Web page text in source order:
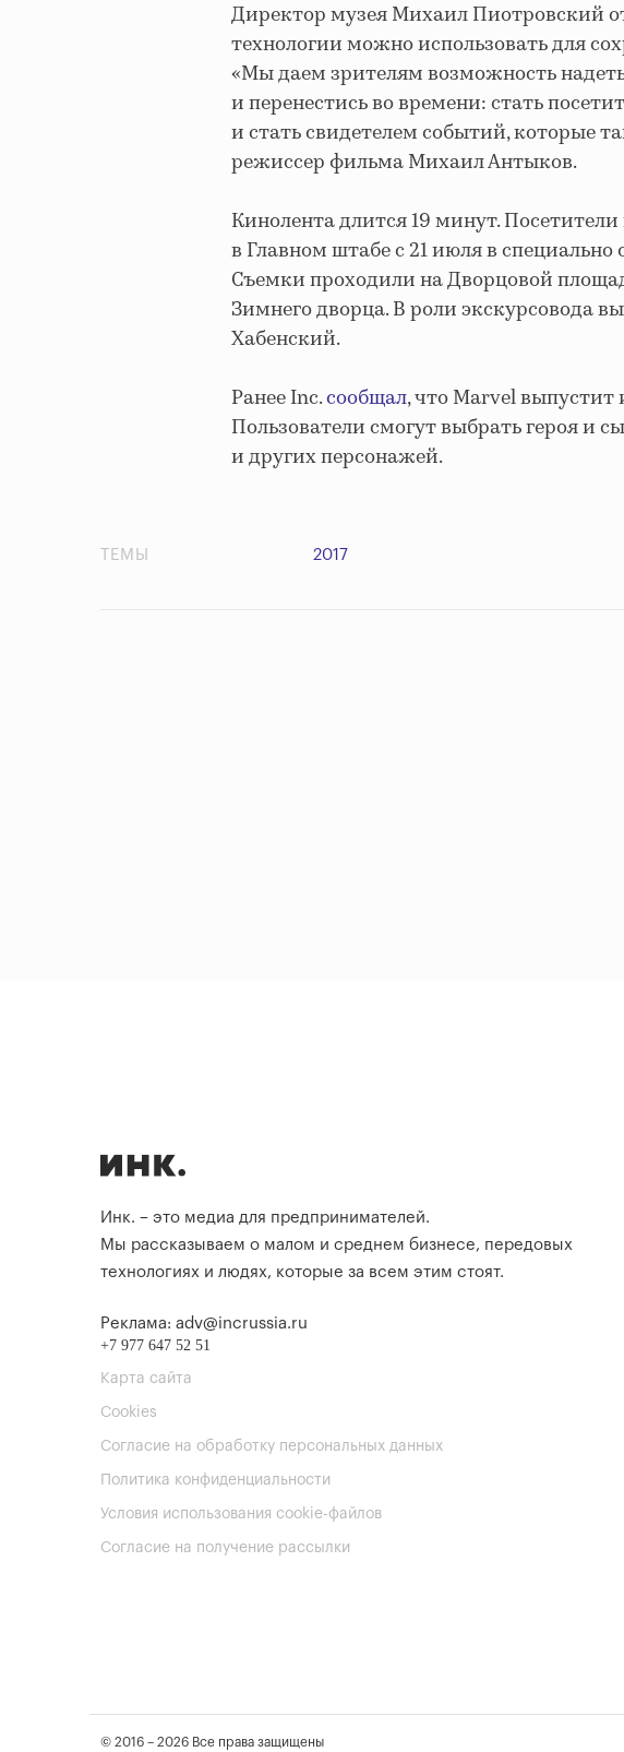
Директор музея Михаил Пиотровский
технологии можно использовать для
«Мы даем зрителям возможность
и перенестись во времени: стать
и стать свидетелем событий, которые
режиссер фильма Михаил Антыков.
Кинолента длится 19 минут.
в Главном штабе с 21 июля в
Съемки проходили на Дворцовой
Зимнего дворца. В роли экскурсовода
Хабенский.
Ранее Inc.сообщал, что Marvel выпустит
Пользователи смогут выбрать героя и
и других персонажей.
ТЕМЫ 2017
Инк. – это медиа для предпринимателей.
Мы рассказываем о малом и среднем бизнесе, передовых
технологиях и людях, которые за всем этим стоят.
Реклама: adv@incrussia.ru
+7 977 647 52 51
Карта сайта
Cookies
Согласие на обработку персональных данных
Политика конфиденциальности
Условия использования cookie-файлов
Согласие на получение рассылки
© 2016 – 2026 Все права защищены